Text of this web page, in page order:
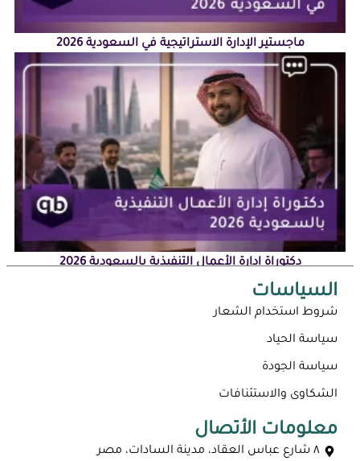
ماجستير الإدارة الاستراتيجية في السعودية 2026
دكتوراة إدارة الأعمال التنفيذية بالسعودية 2026
السياسات
شروط استخدام الشعار
سياسة الحياد
سياسة الجودة
الشكاوى والاستئنافات
معلومات الأتصال
٨ شارع عباس العقاد، مدينة السادات، مصر